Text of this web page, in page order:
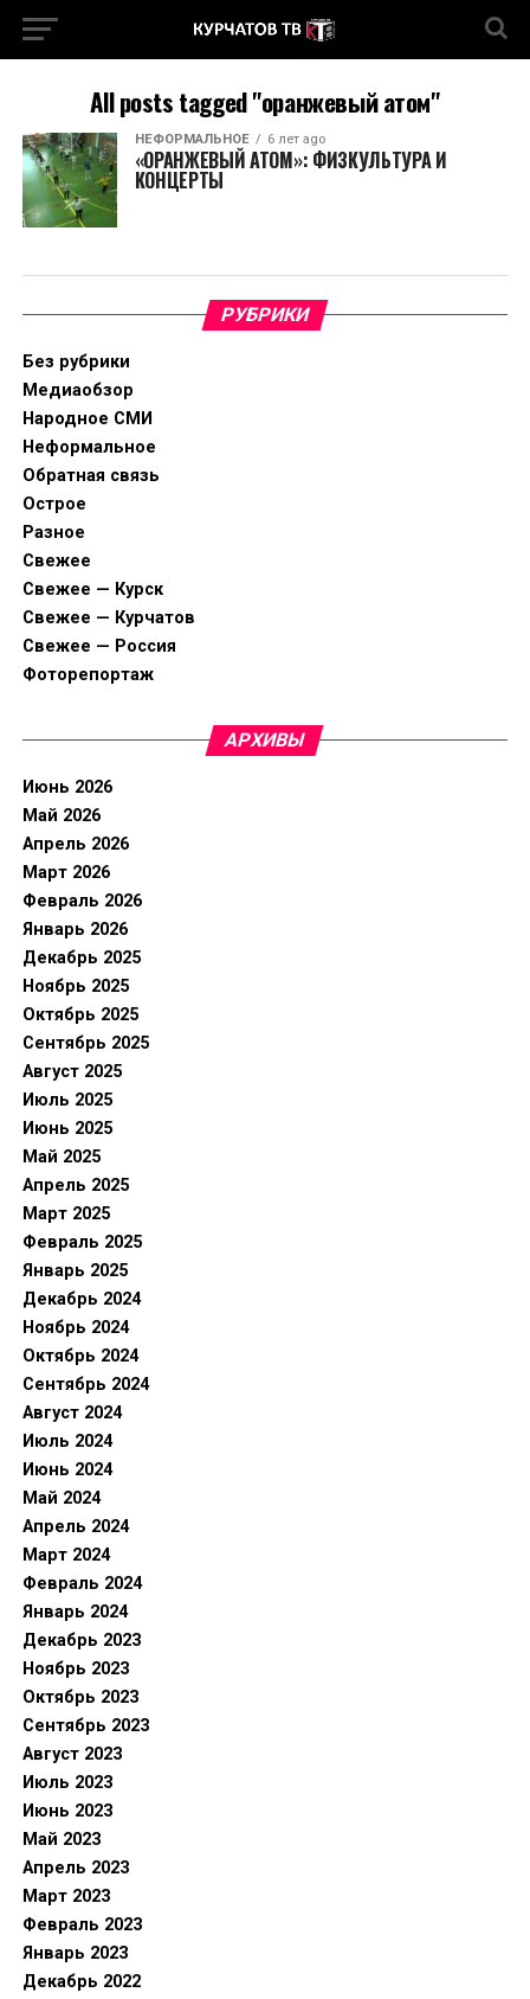
All posts tagged "оранжевый атом"
НЕФОРМАЛЬНОЕ 6 лет ago
«ОРАНЖЕВЫЙ АТОМ»: ФИЗКУЛЬТУРА И
КОНЦЕРТЫ
РУБРИКИ
Без рубрики
Медиаобзор
Народное СМИ
Неформальное
Обратная связь
Острое
Разное
Свежее
Свежее — Курск
Свежее — Курчатов
Свежее — Россия
Фоторепортаж
АРХИВЫ
Июнь 2026
Май 2026
Апрель 2026
Март 2026
Февраль 2026
Январь 2026
Декабрь 2025
Ноябрь 2025
Октябрь 2025
Сентябрь 2025
Август 2025
Июль 2025
Июнь 2025
Май 2025
Апрель 2025
Март 2025
Февраль 2025
Январь 2025
Декабрь 2024
Ноябрь 2024
Октябрь 2024
Сентябрь 2024
Август 2024
Июль 2024
Июнь 2024
Май 2024
Апрель 2024
Март 2024
Февраль 2024
Январь 2024
Декабрь 2023
Ноябрь 2023
Октябрь 2023
Сентябрь 2023
Август 2023
Июль 2023
Июнь 2023
Май 2023
Апрель 2023
Март 2023
Февраль 2023
Январь 2023
Декабрь 2022